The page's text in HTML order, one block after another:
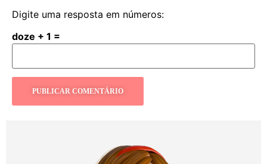
Digite uma resposta em números:
doze + 1 =